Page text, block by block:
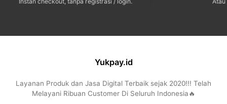
Yukpay.id
Layanan Produk dan Jasa Digital Terbaik sejak 2020!!! Telah
Melayani Ribuan Customer Di Seluruh Indonesia🔥